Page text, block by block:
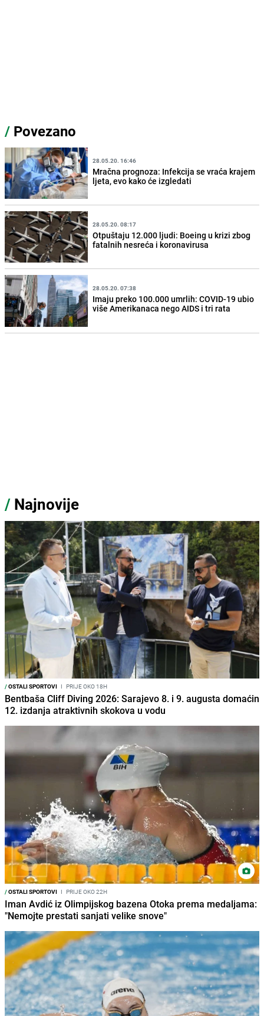
/ Povezano
28.05.20. 16:46
Mračna prognoza: Infekcija se vraća krajem
ljeta, evo kako će izgledati
28.05.20. 08:17
Otpuštaju 12.000 ljudi: Boeing u krizi zbog
fatalnih nesreća i koronavirusa
28.05.20. 07:38
Imaju preko 100.000 umrlih: COVID-19 ubio
više Amerikanaca nego AIDS i tri rata
/ Najnovije
/OSTALI SPORTOVI I PRIJE OKO 18H
Bentbaša Cliff Diving 2026: Sarajevo 8. i 9. augusta domaćin
12. izdanja atraktivnih skokova u vodu
/OSTALI SPORTOVI I PRIJE OKO 22H
Iman Avdić iz Olimpijskog bazena Otoka prema medaljama:
"Nemojte prestati sanjati velike snove"